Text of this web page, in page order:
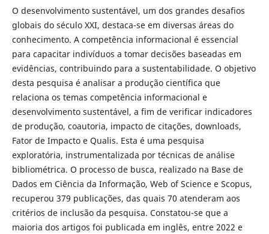
O desenvolvimento sustentável, um dos grandes desafios
globais do século XXI, destaca-se em diversas áreas do
conhecimento. A competência informacional é essencial
para capacitar indivíduos a tomar decisões baseadas em
evidências, contribuindo para a sustentabilidade. O objetivo
desta pesquisa é analisar a produção científica que
relaciona os temas competência informacional e
desenvolvimento sustentável, a fim de verificar indicadores
de produção, coautoria, impacto de citações, downloads,
Fator de Impacto e Qualis. Esta é uma pesquisa
exploratória, instrumentalizada por técnicas de análise
bibliométrica. O processo de busca, realizado na Base de
Dados em Ciência da Informação, Web of Science e Scopus,
recuperou 379 publicações, das quais 70 atenderam aos
critérios de inclusão da pesquisa. Constatou-se que a
maioria dos artigos foi publicada em inglês, entre 2022 e